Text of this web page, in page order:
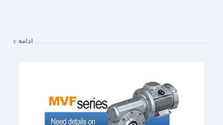
ادامه